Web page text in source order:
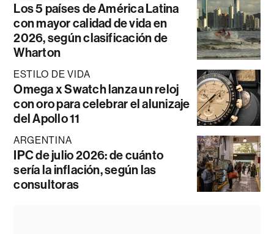
Los 5 países de América Latina
con mayor calidad de vida en
2026, según clasificación de
Wharton
ESTILO DE VIDA
Omega x Swatch lanza un reloj
con oro para celebrar el alunizaje
del Apollo 11
ARGENTINA
IPC de julio 2026: de cuánto
sería la inflación, según las
consultoras